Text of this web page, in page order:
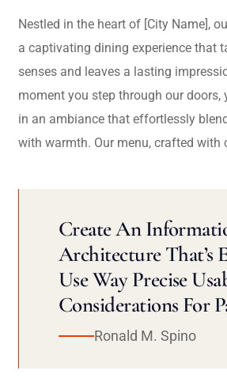
Nestled in the heart of [City Name],
a captivating dining experience that
senses and leaves a lasting
moment you step through our doors,
in an ambiance that effortlessly
with warmth. Our menu, crafted with
Create An
Architecture That’s
Use Way Precise
Considerations For
Ronald M. Spino